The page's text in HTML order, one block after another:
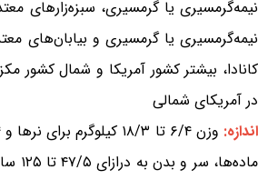
نیمه‌گرمسیری یا گرمسیری، سبزه‌زارهای
نیمه‌گرمسیری یا گرمسیری و بیابان‌های
کانادا، بیشتر کشور آمریکا و شمال کشور
در آمریکای شمالی
اندازه: